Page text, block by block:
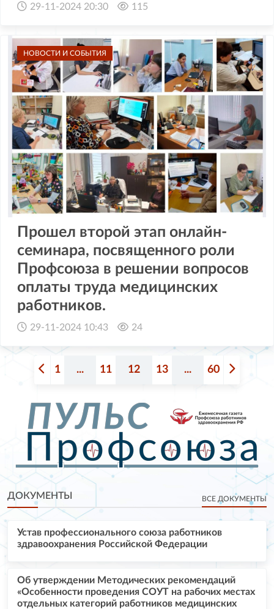
29-11-2024 20:30 115
НОВОСТИ И СОБЫТИЯ
Прошел второй этап онлайн-
семинара, посвященного роли
Профсоюза в решении вопросов
оплаты труда медицинских
работников.
29-11-2024 10:43 24
1 ... 11 12 13 ... 60
ДОКУМЕНТЫ ВСЕ ДОКУМЕНТЫ
Устав профессионального союза работников
здравоохранения Российской Федерации
Об утверждении Методических рекомендаций
«Особенности проведения СОУТ на рабочих местах
отдельных категорий работников медицинских